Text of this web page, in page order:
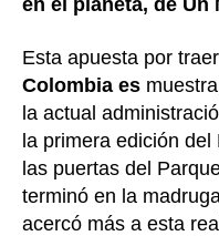
en el planeta, de
Esta apuesta por
Colombia es
la actual
la primera edición
las puertas del
terminó en la
acercó más a esta